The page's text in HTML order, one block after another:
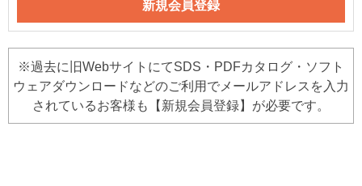
※過去に旧WebサイトにてSDS・PDFカタログ・ソフト
ウェアダウンロードなどのご利用でメールアドレスを入力
されているお客様も【新規会員登録】が必要です。